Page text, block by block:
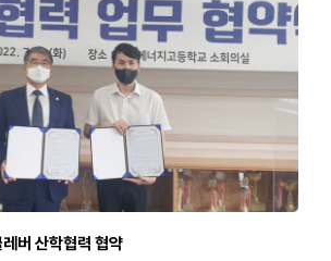
버 산학협력 협약